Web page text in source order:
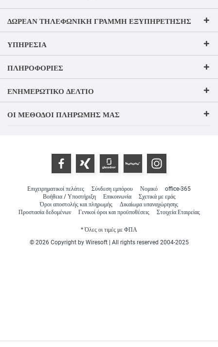
ΔΩΡΕΆΝ ΤΗΛΕΦΩΝΙΚΉ ΓΡΑΜΜΉ ΕΞΥΠΗΡΈΤΗΣΗΣ
ΥΠΗΡΕΣΊΑ
ΠΛΗΡΟΦΟΡΊΕΣ
ΕΝΗΜΕΡΩΤΙΚΌ ΔΕΛΤΊΟ
ΟΙ ΜΈΘΟΔΟΙ ΠΛΗΡΩΜΉΣ ΜΑΣ
Επιχειρηματικοί πελάτες Σύνδεση εμπόρου Νομικό
office-365
Βοήθεια / Υποστήριξη
Επικοινωνία
Σχετικά με εμάς
Όροι αποστολής και πληρωμής
Δικαίωμα υπαναχώρησης
Προστασία δεδομένων
Γενικοί όροι και προϋποθέσεις Στοιχεία Εταιρείας
* Όλες οι τιμές με ΦΠΑ
© 2026 Copyright by Wiresoft | All rights reserved 2004-2025